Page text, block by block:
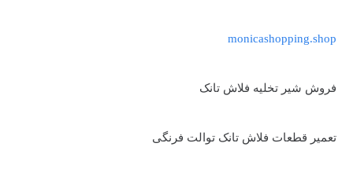
monicashopping.shop
فروش شیر تخلیه فلاش تانک
تعمیر قطعات فلاش تانک توالت فرنگی